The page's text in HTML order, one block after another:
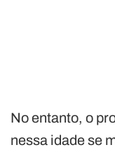
No entanto, o
nessa idade se